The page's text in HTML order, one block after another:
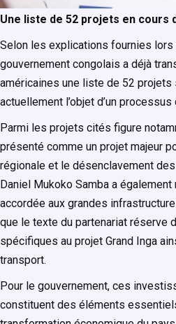
Une liste de 52 projets en cours
Selon les explications fournies lors
gouvernement congolais a déjà
américaines une liste de 52
actuellement l’objet d’un
Parmi les projets cités figure
présenté comme un projet majeur
régionale et le désenclavement
Daniel Mukoko Samba a également
accordée aux grandes
que le texte du partenariat réserve
spécifiques au projet Grand Inga
transport.
Pour le gouvernement, ces
constituent des éléments